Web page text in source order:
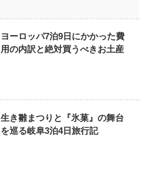
ヨーロッパ7泊9日にかかった費
用の内訳と絶対買うべきお土産
生き雛まつりと『氷菓』の舞台
を巡る岐阜3泊4日旅行記